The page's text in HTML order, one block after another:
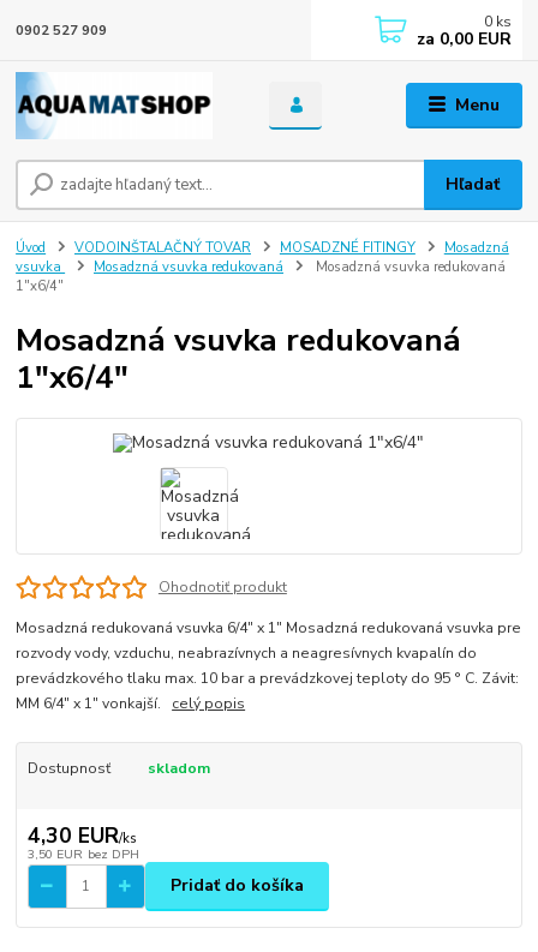
Menu
Hľadať
0902 527 909 0 ks
za 0,00 EUR
Úvod VODOINŠTALAČNÝ TOVAR MOSADZNÉ FITINGY
Mosadzná
vsuvka
Mosadzná vsuvka redukovaná
Mosadzná vsuvka redukovaná
1"x6/4"
Mosadzná vsuvka redukovaná
1"x6/4"
Ohodnotiť produkt
Mosadzná redukovaná vsuvka 6/4" x 1" Mosadzná redukovaná vsuvka pre
rozvody vody, vzduchu, neabrazívnych a neagresívnych kvapalín do
prevádzkového tlaku max. 10 bar a prevádzkovej teploty do 95 ° C. Závit:
MM 6/4" x 1" vonkajší. celý popis
Dostupnosť skladom
4,30 EUR/ks
3,50 EUR bez DPH
Pridať do košíka